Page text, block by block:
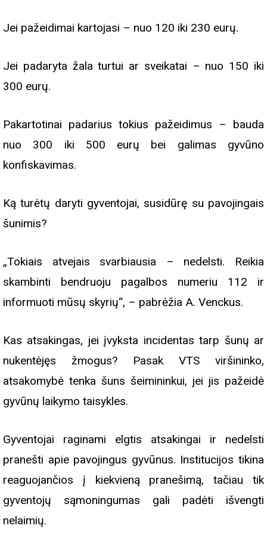
Jei pažeidimai kartojasi – nuo 120 iki 230 eurų.
Jei padaryta žala turtui ar sveikatai – nuo 150 iki
300 eurų.
Pakartotinai padarius tokius pažeidimus – bauda
nuo 300 iki 500 eurų bei galimas gyvūno
konfiskavimas.
Ką turėtų daryti gyventojai, susidūrę su pavojingais
šunimis?
„Tokiais atvejais svarbiausia – nedelsti. Reikia
skambinti bendruoju pagalbos numeriu 112 ir
informuoti mūsų skyrių“, – pabrėžia A. Venckus.
Kas atsakingas, jei įvyksta incidentas tarp šunų ar
nukentėjęs žmogus? Pasak VTS viršininko,
atsakomybė tenka šuns šeimininkui, jei jis pažeidė
gyvūnų laikymo taisykles.
Gyventojai raginami elgtis atsakingai ir nedelsti
pranešti apie pavojingus gyvūnus. Institucijos tikina
reaguojančios į kiekvieną pranešimą, tačiau tik
gyventojų sąmoningumas gali padėti išvengti
nelaimių.